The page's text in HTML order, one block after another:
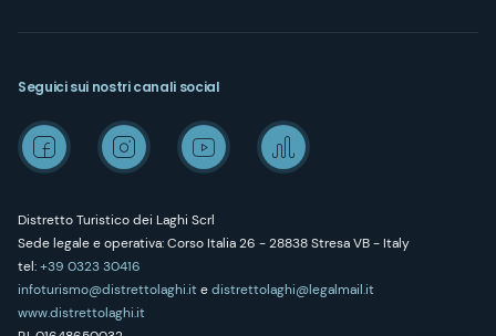
Distretto Turistico dei Laghi Scrl
Sede legale e operativa: Corso Italia 26 - 28838 Stresa VB - Italy
tel:+39 0323 30416
infoturismo@distrettolaghi.itedistrettolaghi@legalmail.it
www.distrettolaghi.it
Seguici sui nostri canali social